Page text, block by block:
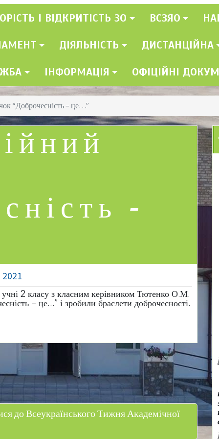
І ВІДКРИТІСТЬ ЗО ВСЗЯО
ДІЯЛЬНІСТЬ ДИСТАНЦІЙНА
ІНФОРМАЦІЯ ОФІЦІЙНІ
“Доброчесність – це…”
–
2 класу з класним керівником Тютенко О.М.
– це…” і зробили браслети доброчесності.
до Всеукраїнського Тижня Академічної